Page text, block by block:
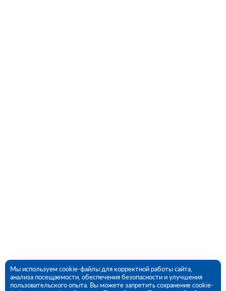
Мы используем cookie-файлы для корректной работы сайта,
анализа посещаемости, обеспечения безопасности и улучшения
пользовательского опыта. Вы можете запретить сохранение cookie-